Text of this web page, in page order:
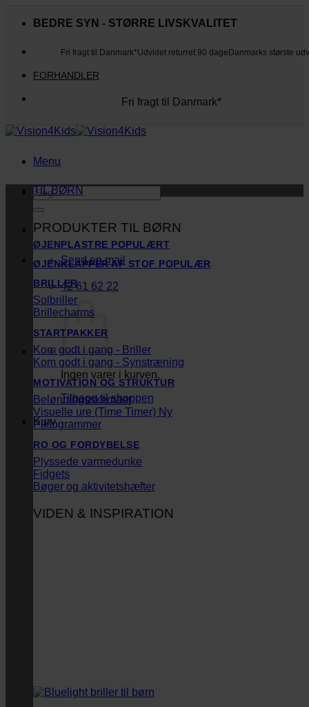
BEDRE SYN - STØRRE LIVSKVALITET
Fri fragt til Danmark*Udvidet returret 90 dage Danmarks største
FORHANDLER
Fri fragt til Danmark*
Menu
Søg
efter:
Send en mail
42 61 62 22
Ingen varer i kurven.
Tilbage til shoppen
Kurv
TIL BØRN
PRODUKTER TIL BØRN
ØJENPLASTRE
ØJENKLAPPER AF STOF
BRILLER
Solbriller
Brillecharms
STARTPAKKER
Kom godt i gang - Briller
Kom godt i gang - Synstræning
MOTIVATION OG STRUKTUR
Belønningsskemaer
Visuelle ure (Time Timer)
Piktogrammer
RO OG FORDYBELSE
Plyssede varmedunke
Fidgets
Bøger og aktivitetshæfter
VIDEN & INSPIRATION